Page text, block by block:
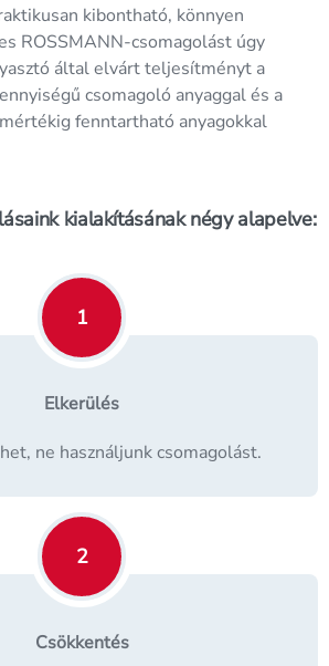
kibontható, könnyen
ROSSMANN-csomagolást úgy
által elvárt teljesítményt a
csomagoló anyaggal és a
fenntartható anyagokkal
kialakításának négy alapelve:
1
Elkerülés
ne használjunk csomagolást.
2
Csökkentés